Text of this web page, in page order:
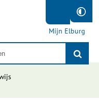
Mijn Elburg